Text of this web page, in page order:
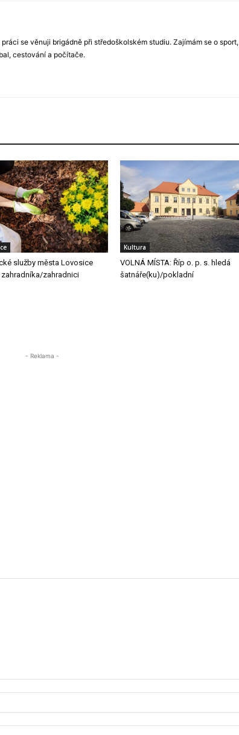
se věnuji brigádně při středoškolském studiu. Zajímám se o sport,
cestování a počítače.
služby města Lovosice
zahradníka/zahradnici
Kultura
VOLNÁ MÍSTA: Říp o. p. s. hledá
šatnáře(ku)/pokladní
- Reklama -